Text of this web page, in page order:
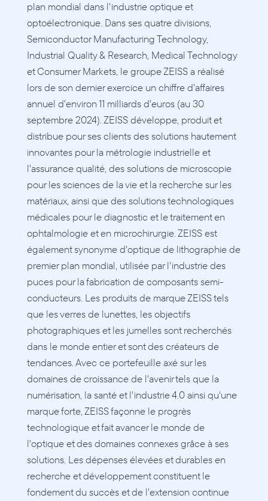
plan mondial dans l'industrie optique et
optoélectronique. Dans ses quatre divisions,
Semiconductor Manufacturing Technology,
Industrial Quality & Research, Medical Technology
et Consumer Markets, le groupe ZEISS a réalisé
lors de son dernier exercice un chiffre d'affaires
annuel d'environ 11 milliards d'euros (au 30
septembre 2024). ZEISS développe, produit et
distribue pour ses clients des solutions hautement
innovantes pour la métrologie industrielle et
l'assurance qualité, des solutions de microscopie
pour les sciences de la vie et la recherche sur les
matériaux, ainsi que des solutions technologiques
médicales pour le diagnostic et le traitement en
ophtalmologie et en microchirurgie. ZEISS est
également synonyme d'optique de lithographie de
premier plan mondial, utilisée par l'industrie des
puces pour la fabrication de composants semi-
conducteurs. Les produits de marque ZEISS tels
que les verres de lunettes, les objectifs
photographiques et les jumelles sont recherchés
dans le monde entier et sont des créateurs de
tendances. Avec ce portefeuille axé sur les
domaines de croissance de l'avenir tels que la
numérisation, la santé et l'industrie 4.0 ainsi qu'une
marque forte, ZEISS façonne le progrès
technologique et fait avancer le monde de
l'optique et des domaines connexes grâce à ses
solutions. Les dépenses élevées et durables en
recherche et développement constituent le
fondement du succès et de l'extension continue